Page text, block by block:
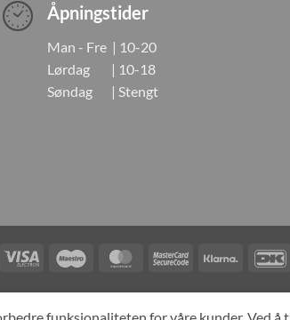
Åpningstider
Man - Fre | 10-20
Lørdag | 10-18
Søndag | Stengt
Visa
Maestro MasterCardMasterCardKlarna
KONTAKT OSS OM OSS SPESIALBESTILLING